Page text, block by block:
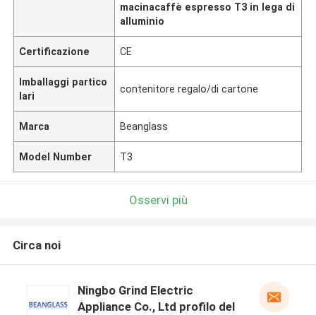
macinacaffè espresso T3 in lega di
alluminio
Certificazione CE
Imballaggi partico
lari
contenitore regalo/di cartone
Marca Beanglass
Model Number T3
Osservi più
Circa noi
Ningbo Grind Electric
Appliance Co., Ltd profilo del